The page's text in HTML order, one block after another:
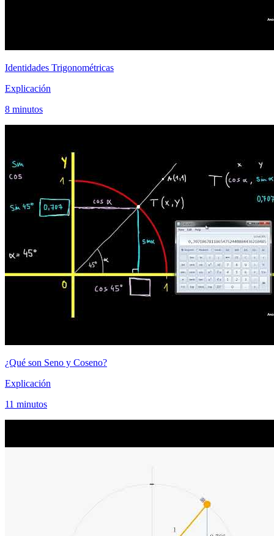
Identidades Trigonométricas
Explicación
8 minutos
¿Qué son Seno y Coseno?
Explicación
11 minutos